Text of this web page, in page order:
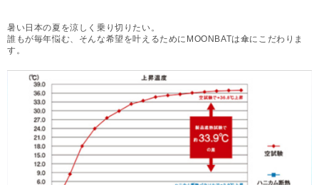
暑い日本の夏を涼しく乗り切りたい。
誰もが毎年悩む、そんな希望を叶えるためにMOONBATは傘にこだわりま
す。